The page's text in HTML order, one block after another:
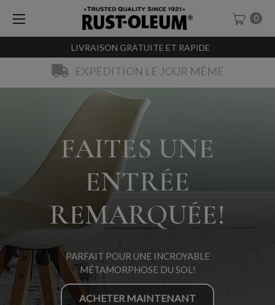
LIVRAISON GRATUITE ET RAPIDE
0
EXPÉDITION LE JOUR MÊME
FAITES UNE
ENTRÉE
REMARQUÉE!
PARFAIT POUR UNE INCROYABLE
MÉTAMORPHOSE DU SOL!
ACHETER MAINTENANT